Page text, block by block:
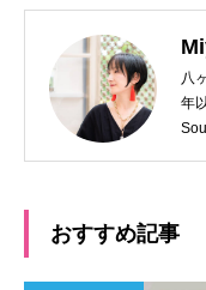
八
年
おすすめ記事